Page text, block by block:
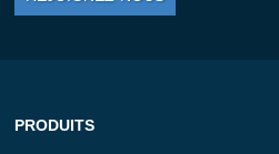
PRODUITS